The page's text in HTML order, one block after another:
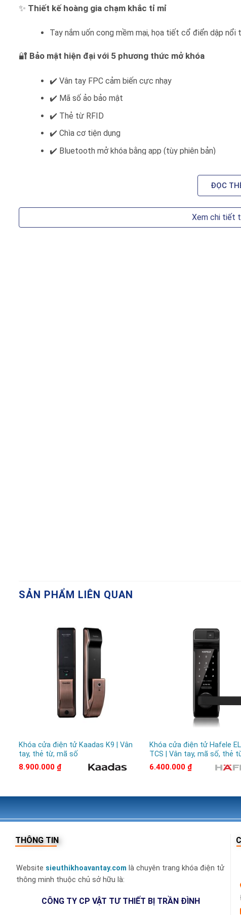
✨ Thiết kế hoàng gia chạm khắc tỉ mỉ
Tay nắm uốn cong mềm mại, họa tiết cổ điển dập nổi
🔐 Bảo mật hiện đại với 5 phương thức mở khóa
✔️ Vân tay FPC cảm biến cực nhạy
✔️ Mã số ảo bảo mật
✔️ Thẻ từ RFID
✔️ Chìa cơ tiện dụng
✔️ Bluetooth mở khóa bằng app (tùy phiên bản)
Sử dụng pin AA thông dụng – có cổng sạc dự phòng
Dễ thay thế, tiết kiệm chi phí. Cảnh báo pin yếu bằng
Tự động khóa khi cửa đóng – an toàn tuyệt đối
Nhà thờ tổ, nhà cổ, homestay phong cách hoàng gia
✅ Sản phẩmchính hãng KAWA , bảo hành đầy đủ
Tư vấn chi tiết – phù hợp với từng kiểu cửa và phong
Lắp đặt toàn quốc – kỹ thuật viên chuyên nghiệp
Chiết khấu hấp dẫn cho công trình, showroom, đại lý
📦 Thông tin liên hệ đặt hàng
📞Hotline:0969.165.386
Website: sieuthikhoavantay.com
ĐỌC
Xem chi tiết
SẢN PHẨM LIÊN QUAN
Khóa cửa điện tử Kaadas K9 | Vân
tay, thẻ từ, mã số
8.900.000 ₫
Khóa cửa điện tử Hafele
TCS | Vân tay, mã số, thẻ
6.400.000 ₫
THÔNG TIN
Website sieuthikhoavantay.com là chuyên trang khóa điện tử
thông minh thuộc chủ sở hữu là:
CÔNG TY CP VẬT TƯ THIẾT BỊ TRẦN ĐÌNH